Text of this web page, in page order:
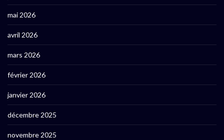
mai 2026
avril 2026
mars 2026
février 2026
janvier 2026
décembre 2025
novembre 2025